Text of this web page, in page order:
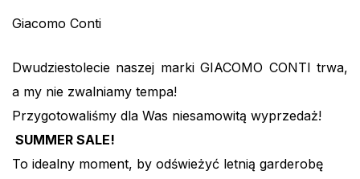
Giacomo Conti
Dwudziestolecie naszej marki GIACOMO CONTI trwa,
a my nie zwalniamy tempa!
Przygotowaliśmy dla Was niesamowitą wyprzedaż!
SUMMER SALE!
To idealny moment, by odświeżyć letnią garderobę